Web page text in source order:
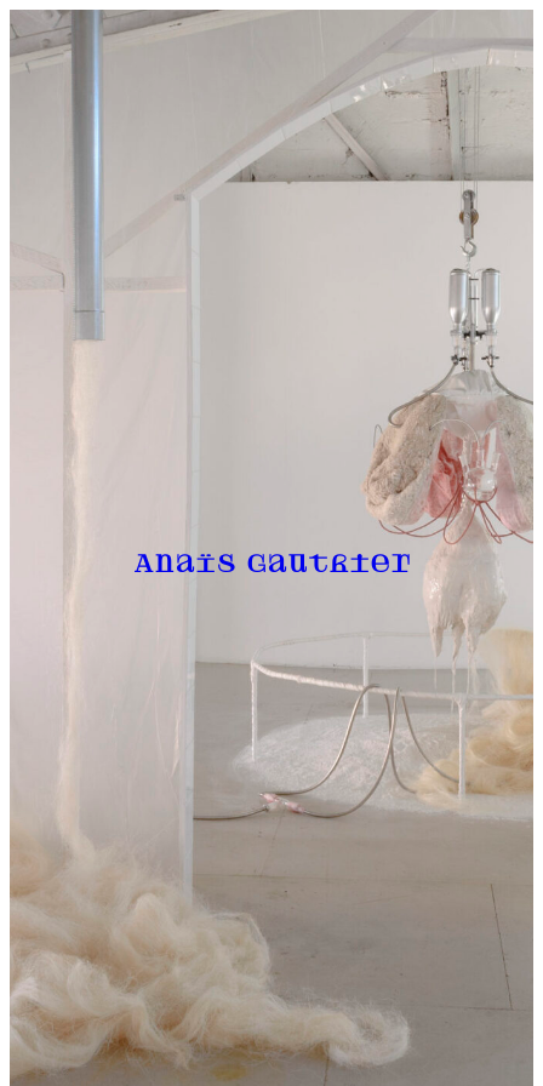
Anaïs Gauthier